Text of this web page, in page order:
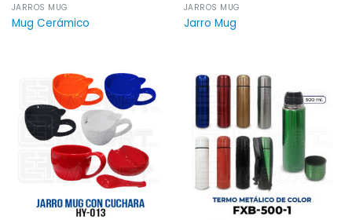
JARROS MUG
Mug Cerámico
JARROS MUG
Jarro Mug